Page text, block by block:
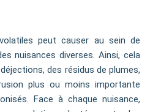
peut causer au sein de
nuisances diverses. Ainsi, cela
des résidus de plumes,
plus ou moins importante
Face à chaque nuisance,